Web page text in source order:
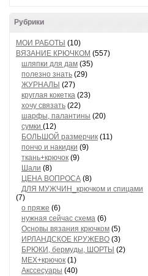
Рубрики
МОИ РАБОТЫ (10)
ВЯЗАНИЕ КРЮЧКОМ (557)
шляпки для дам (35)
полезно знать (29)
ЖУРНАЛЫ (27)
круглая кокетка (23)
хочу связать (22)
шарфы, палантины (20)
сумки (12)
БОЛЬШОЙ размерчик (11)
пончо и накидки (9)
ткань+крючок (9)
Шали (8)
ЦЕНА ВОПРОСА (8)
ДЛЯ МУЖЧИН_крючком и спицами
(7)
о пряже (6)
нужная сейчас схема (6)
Основы вязания крючком (5)
ИРЛАНДСКОЕ КРУЖЕВО (3)
БРЮКИ, бермуды, ШОРТЫ (2)
МЕХ+крючок (1)
Акссесуары (40)